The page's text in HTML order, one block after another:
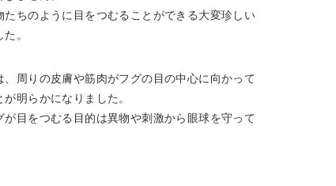
ちのように目をつむることができる大変珍しい
。
周りの皮膚や筋肉がフグの目の中心に向かって
明らかになりました。
目をつむる目的は異物や刺激から眼球を守って